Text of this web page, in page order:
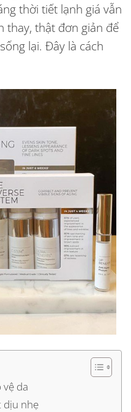
thời tiết lạnh giá vẫn
thay, thật đơn giản để
lại. Đây là cách
da
dịu nhẹ